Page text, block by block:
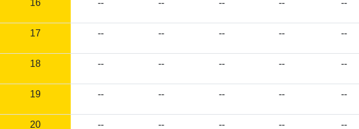
16 -- -- -- -- --
17 -- -- -- -- --
18 -- -- -- -- --
19 -- -- -- -- --
20 -- -- -- -- --